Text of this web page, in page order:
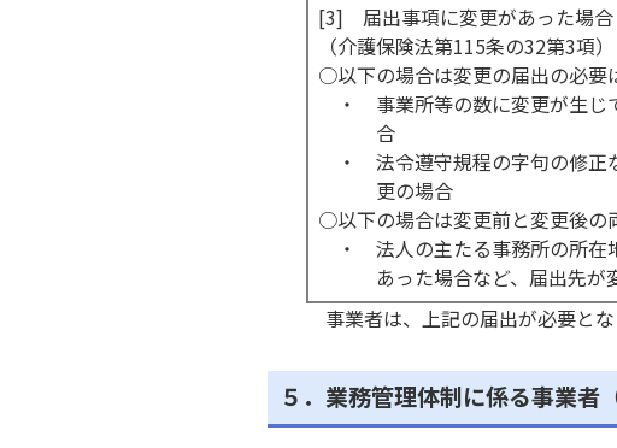
日高振興局健康福祉部総務福祉課
西牟婁振興局健康福祉部総務福祉
東牟婁振興局健康福祉部総務福祉
[3] 届出事項に変更があった場合
（介護保険法第115条の32第3項）
○以下の場合は変更の届出の必要
・ 事業所等の数に変更が生じ
合
・ 法令遵守規程の字句の修正
更の場合
○以下の場合は変更前と変更後の
・ 法人の主たる事務所の所在
あった場合など、届出先が
事業者は、上記の届出が必要と
５．業務管理体制に係る事業者